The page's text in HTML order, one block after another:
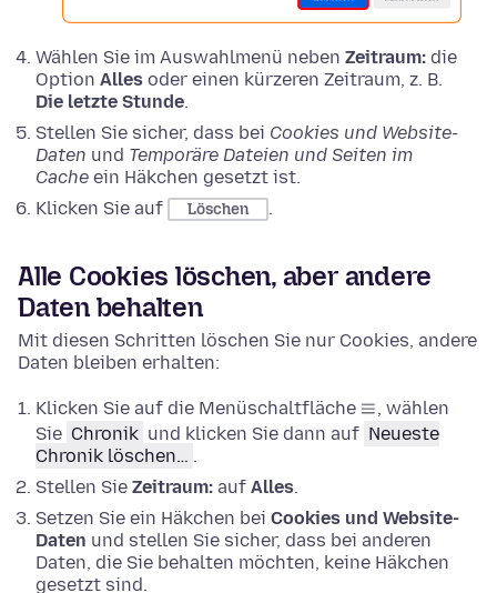
Wählen Sie im Auswahlmenü neben Zeitraum: die
Option Alles oder einen kürzeren Zeitraum, z. B.
Die letzte Stunde.
Stellen Sie sicher, dass bei Cookies und Website-
Daten und Temporäre Dateien und Seiten im
Cache ein Häkchen gesetzt ist.
Klicken Sie auf
Löschen .
Alle Cookies löschen, aber andere
Daten behalten
Mit diesen Schritten löschen Sie nur Cookies, andere
Daten bleiben erhalten:
Klicken Sie auf die Menüschaltfläche
, wählen
Sie Chronik und klicken Sie dann auf Neueste
Chronik löschen… .
Stellen Sie Zeitraum: auf Alles.
Setzen Sie ein Häkchen bei Cookies und Website-
Daten und stellen Sie sicher, dass bei anderen
Daten, die Sie behalten möchten, keine Häkchen
gesetzt sind.